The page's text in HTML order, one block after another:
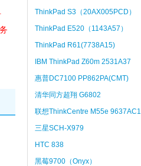
ThinkPad S3（20AX005PCD）
ThinkPad E520（1143A57）
ThinkPad R61(7738A15)
IBM ThinkPad Z60m 2531A37
惠普DC7100 PP862PA(CMT)
清华同方超翔 G6802
联想ThinkCentre M55e 9637AC1
三星SCH-X979
HTC 838
黑莓9700（Onyx）